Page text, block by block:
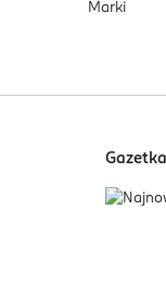
Marki
Gazetka